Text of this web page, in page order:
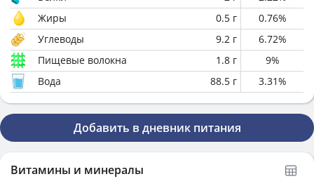
Жиры
0.5 г 0.76%
Углеводы
9.2 г 6.72%
Пищевые волокна
1.8 г 9%
Вода
88.5 г 3.31%
Добавить в дневник питания
Витамины и минералы